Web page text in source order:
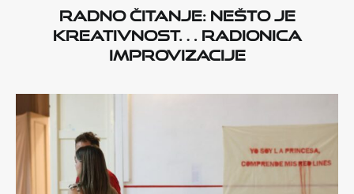
Radno čitanje: Nešto je
kreativnost… radionica
improvizacije